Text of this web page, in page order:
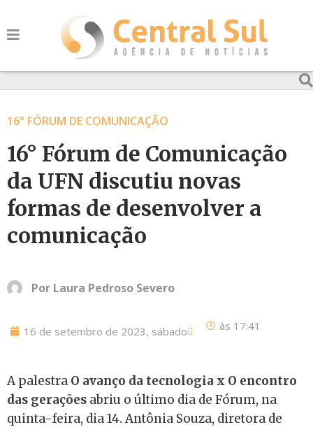
16° FÓRUM DE COMUNICAÇÃO
16° Fórum de Comunicação
da UFN discutiu novas
formas de desenvolver a
comunicação
Por Laura Pedroso Severo
16 de setembro de 2023, sábado às 17:41
A palestra O avanço da tecnologia x O encontro
das gerações abriu o último dia de Fórum, na
quinta-feira, dia 14. Antônia Souza, diretora de